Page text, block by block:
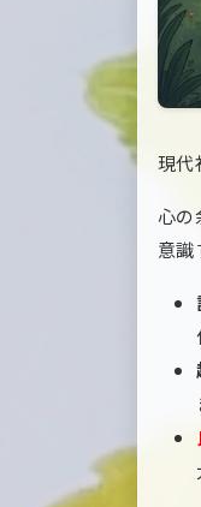
現代
心の
意識